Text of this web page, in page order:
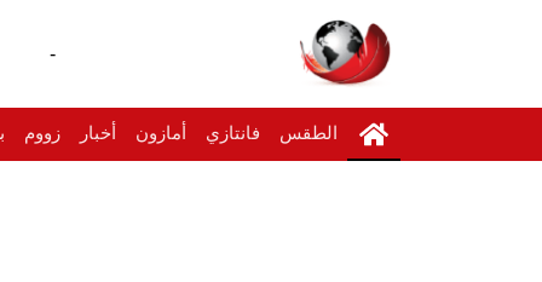
-
الطقس فانتازي أمازون أخبار زووم